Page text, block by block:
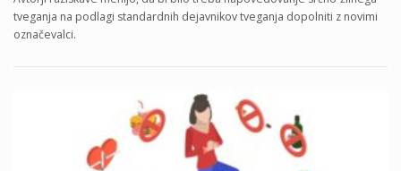
tveganja na podlagi standardnih dejavnikov tveganja dopolniti z novimi
označevalci.